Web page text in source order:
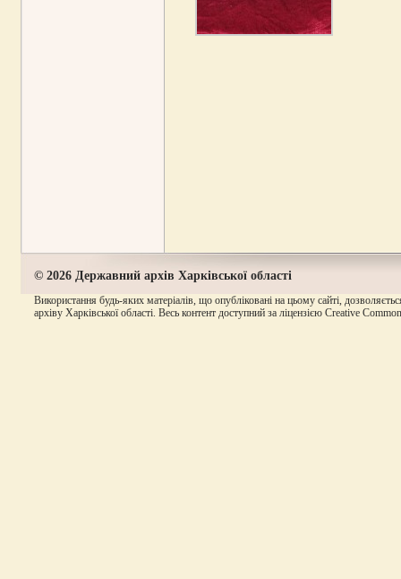
© 2026 Державний архів Харківської області
Використання будь-яких матеріалів, що опубліковані на цьому сайті,
архіву Харківської області. Весь контент доступний за ліцензією Creative